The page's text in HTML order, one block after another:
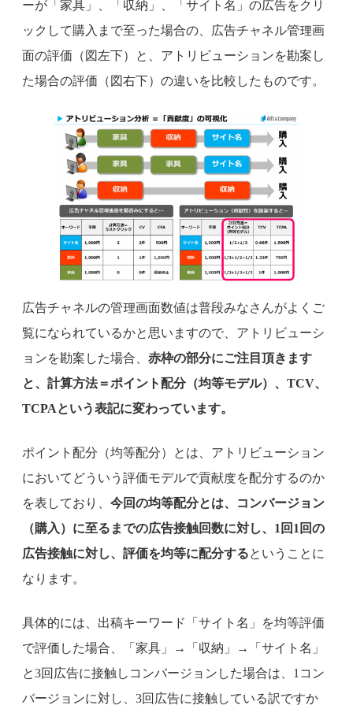
ーが「家具」、「収納」、「サイト名」の広告をクリ
ックして購入まで至った場合の、広告チャネル管理画
面の評価（図左下）と、アトリビューションを勘案し
た場合の評価（図右下）の違いを比較したものです。
広告チャネルの管理画面数値は普段みなさんがよくご
覧になられているかと思いますので、アトリビューシ
ョンを勘案した場合、 赤枠の部分にご注目頂きます
と、計算方法＝ポイント配分（均等モデル）、TCV、
TCPAという表記に変わっています。
ポイント配分（均等配分）とは、アトリビューション
においてどういう評価モデルで貢献度を配分するのか
を表しており、 今回の均等配分とは、コンバージョン
（購入）に至るまでの広告接触回数に対し、1回1回の
広告接触に対し、評価を均等に配分するということに
なります。
具体的には、出稿キーワード「サイト名」を均等評価
で評価した場合、「家具」→「収納」→「サイト名」
と3回広告に接触しコンバージョンした場合は、1コン
バージョンに対し、3回広告に接触している訳ですか